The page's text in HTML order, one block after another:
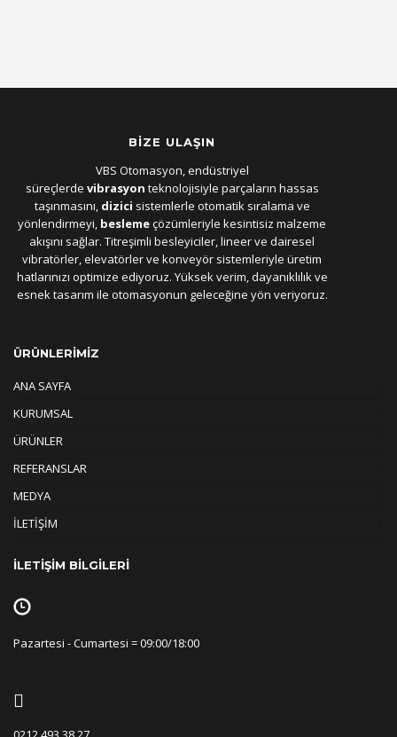
BİZE ULAŞIN
VBS Otomasyon, endüstriyel
süreçlerde vibrasyon teknolojisiyle parçaların hassas
taşınmasını, dizici sistemlerle otomatik sıralama ve
yönlendirmeyi, beslemeçözümleriyle kesintisiz malzeme
akışını sağlar. Titreşimli besleyiciler, lineer ve dairesel
vibratörler, elevatörler ve konveyör sistemleriyle üretim
hatlarınızı optimize ediyoruz. Yüksek verim, dayanıklılık ve
esnek tasarım ile otomasyonun geleceğine yön veriyoruz.
ÜRÜNLERİMİZ
ANA SAYFA
KURUMSAL
ÜRÜNLER
REFERANSLAR
MEDYA
İLETİŞİM
İLETİŞİM BİLGİLERİ
Pazartesi - Cumartesi = 09:00/18:00